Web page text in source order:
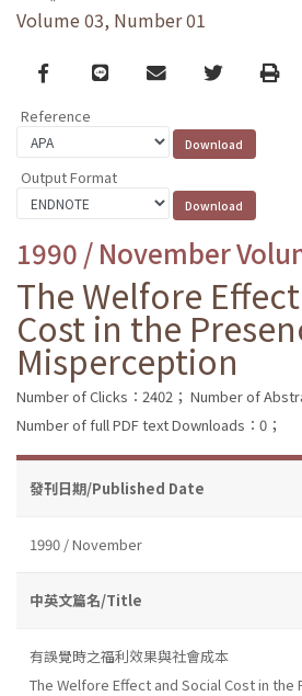
Volume 03, Number 01
Facebook
line email TwitterPrint
Reference
Output Format
1990 / November
The Welfore
Cost in the
Misperception
Number of Clicks：2402； Number of
Number of full PDF text Downloads：0；
發刊日期/Published Date
1990 / November
中英文篇名/Title
有誤覺時之福利效果與社會成本
The Welfore Effect and Social Cost in the